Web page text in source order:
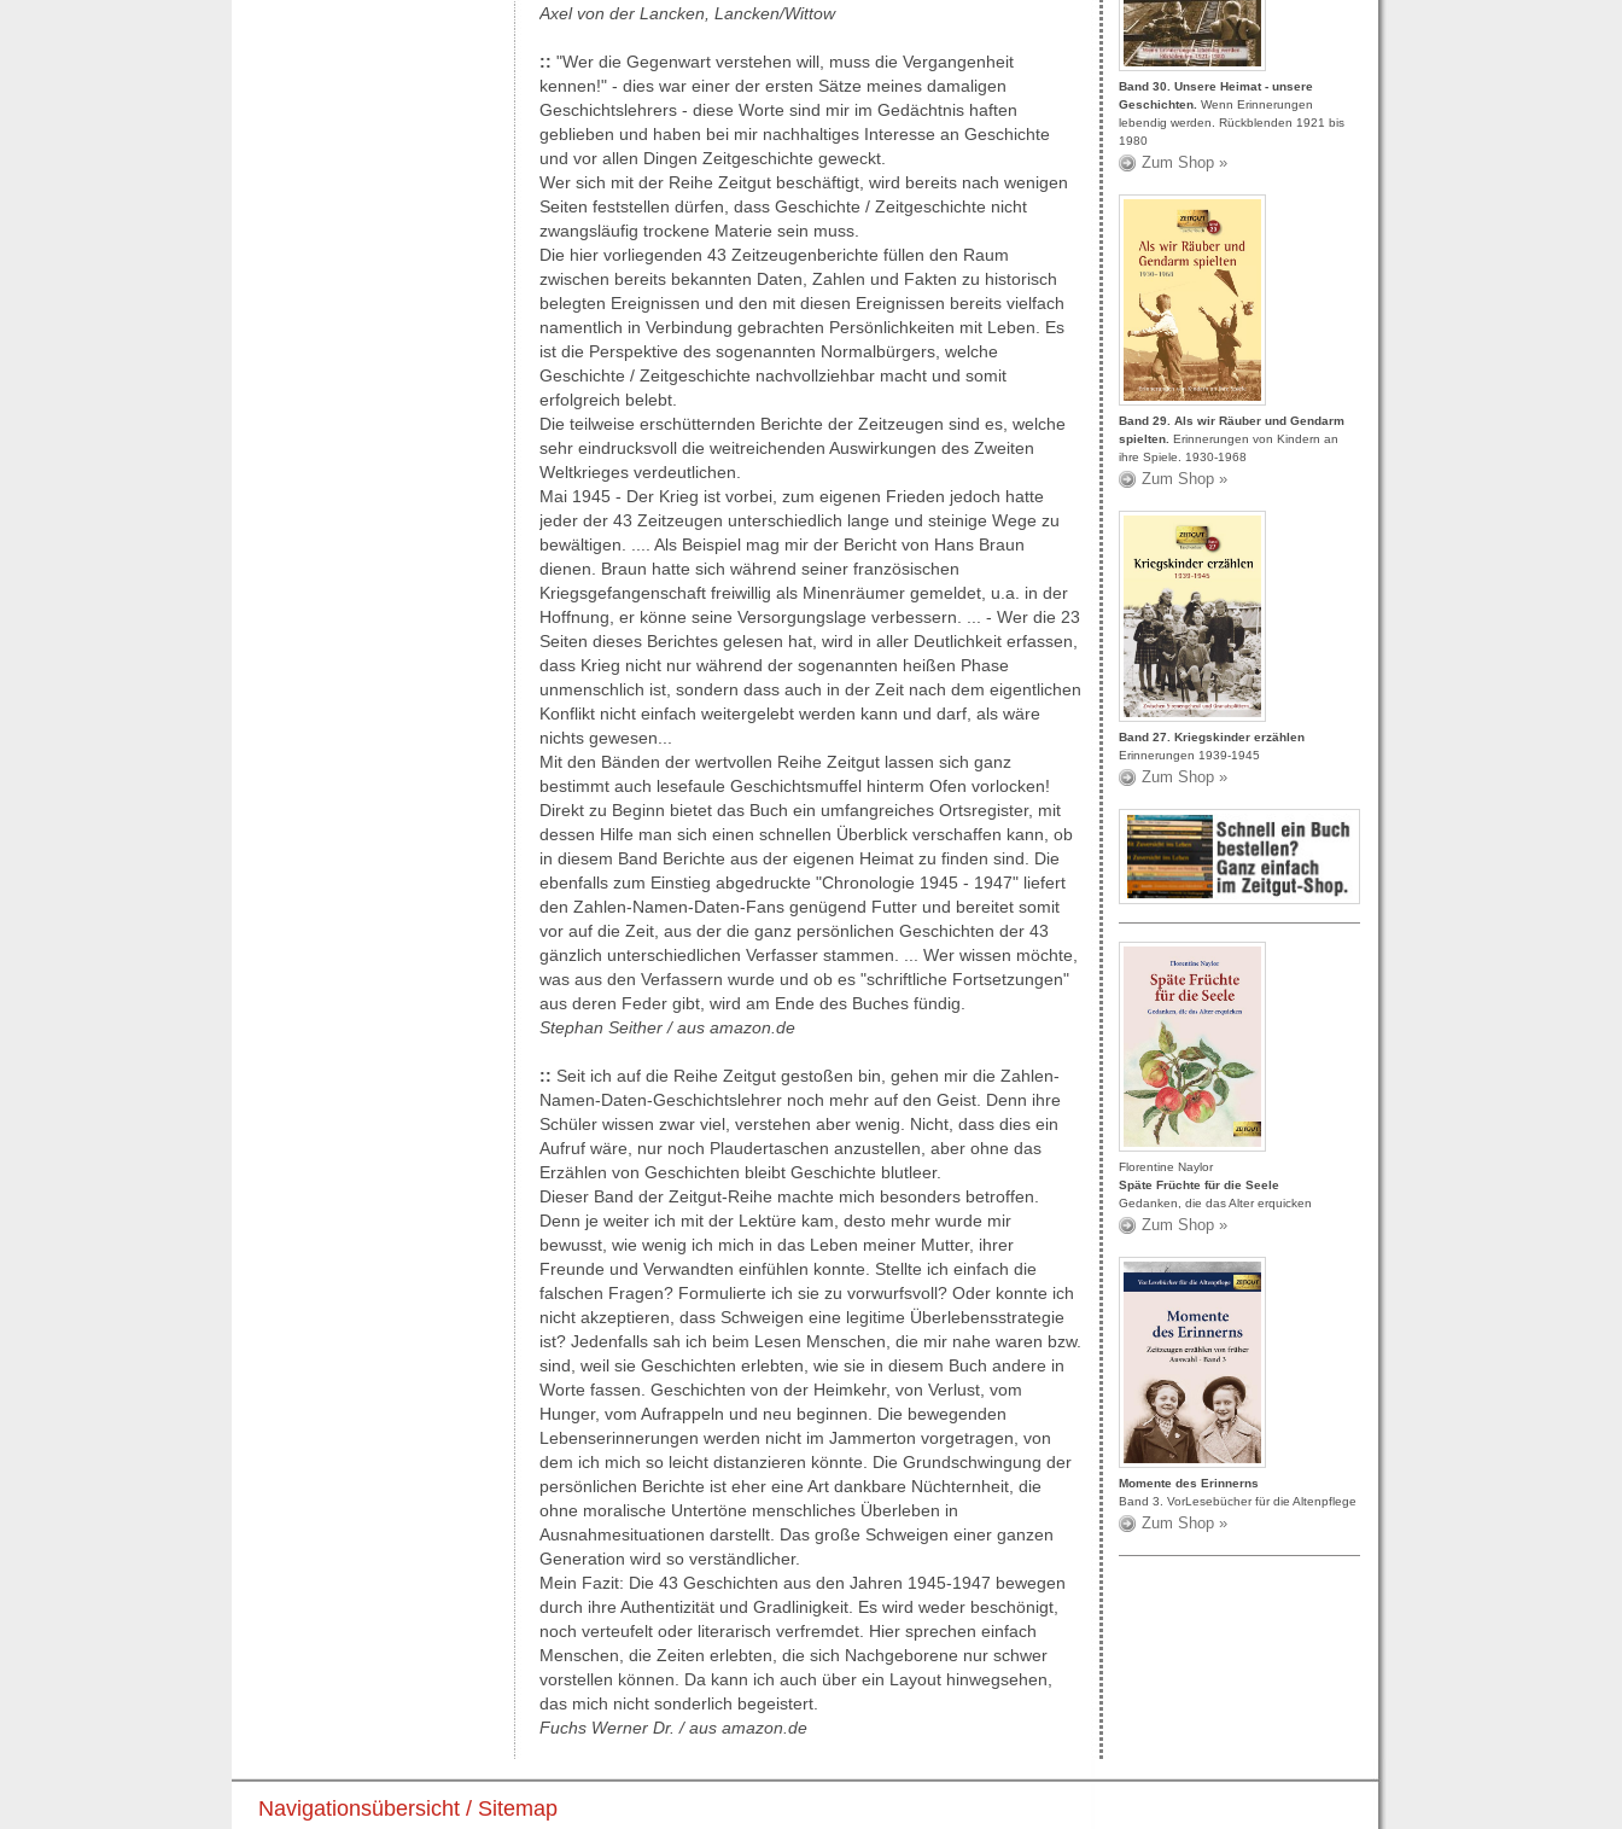
Axel von der Lancken, Lancken/Wittow
:: "Wer die Gegenwart verstehen will, muss die Vergangenheit
kennen!" - dies war einer der ersten Sätze meines damaligen
Geschichtslehrers - diese Worte sind mir im Gedächtnis haften
geblieben und haben bei mir nachhaltiges Interesse an Geschichte
und vor allen Dingen Zeitgeschichte geweckt.
Wer sich mit der Reihe Zeitgut beschäftigt, wird bereits nach wenigen
Seiten feststellen dürfen, dass Geschichte / Zeitgeschichte nicht
zwangsläufig trockene Materie sein muss.
Die hier vorliegenden 43 Zeitzeugenberichte füllen den Raum
zwischen bereits bekannten Daten, Zahlen und Fakten zu historisch
belegten Ereignissen und den mit diesen Ereignissen bereits vielfach
namentlich in Verbindung gebrachten Persönlichkeiten mit Leben. Es
ist die Perspektive des sogenannten Normalbürgers, welche
Geschichte / Zeitgeschichte nachvollziehbar macht und somit
erfolgreich belebt.
Die teilweise erschütternden Berichte der Zeitzeugen sind es, welche
sehr eindrucksvoll die weitreichenden Auswirkungen des Zweiten
Weltkrieges verdeutlichen.
Mai 1945 - Der Krieg ist vorbei, zum eigenen Frieden jedoch hatte
jeder der 43 Zeitzeugen unterschiedlich lange und steinige Wege zu
bewältigen. .... Als Beispiel mag mir der Bericht von Hans Braun
dienen. Braun hatte sich während seiner französischen
Kriegsgefangenschaft freiwillig als Minenräumer gemeldet, u.a. in der
Hoffnung, er könne seine Versorgungslage verbessern. ... - Wer die 23
Seiten dieses Berichtes gelesen hat, wird in aller Deutlichkeit erfassen,
dass Krieg nicht nur während der sogenannten heißen Phase
unmenschlich ist, sondern dass auch in der Zeit nach dem eigentlichen
Konflikt nicht einfach weitergelebt werden kann und darf, als wäre
nichts gewesen...
Mit den Bänden der wertvollen Reihe Zeitgut lassen sich ganz
bestimmt auch lesefaule Geschichtsmuffel hinterm Ofen vorlocken!
Direkt zu Beginn bietet das Buch ein umfangreiches Ortsregister, mit
dessen Hilfe man sich einen schnellen Überblick verschaffen kann, ob
in diesem Band Berichte aus der eigenen Heimat zu finden sind. Die
ebenfalls zum Einstieg abgedruckte "Chronologie 1945 - 1947" liefert
den Zahlen-Namen-Daten-Fans genügend Futter und bereitet somit
vor auf die Zeit, aus der die ganz persönlichen Geschichten der 43
gänzlich unterschiedlichen Verfasser stammen. ... Wer wissen möchte,
was aus den Verfassern wurde und ob es "schriftliche Fortsetzungen"
aus deren Feder gibt, wird am Ende des Buches fündig.
Stephan Seither / aus amazon.de
:: Seit ich auf die Reihe Zeitgut gestoßen bin, gehen mir die Zahlen-
Namen-Daten-Geschichtslehrer noch mehr auf den Geist. Denn ihre
Schüler wissen zwar viel, verstehen aber wenig. Nicht, dass dies ein
Aufruf wäre, nur noch Plaudertaschen anzustellen, aber ohne das
Erzählen von Geschichten bleibt Geschichte blutleer.
Dieser Band der Zeitgut-Reihe machte mich besonders betroffen.
Denn je weiter ich mit der Lektüre kam, desto mehr wurde mir
bewusst, wie wenig ich mich in das Leben meiner Mutter, ihrer
Freunde und Verwandten einfühlen konnte. Stellte ich einfach die
falschen Fragen? Formulierte ich sie zu vorwurfsvoll? Oder konnte ich
nicht akzeptieren, dass Schweigen eine legitime Überlebensstrategie
ist? Jedenfalls sah ich beim Lesen Menschen, die mir nahe waren bzw.
sind, weil sie Geschichten erlebten, wie sie in diesem Buch andere in
Worte fassen. Geschichten von der Heimkehr, von Verlust, vom
Hunger, vom Aufrappeln und neu beginnen. Die bewegenden
Lebenserinnerungen werden nicht im Jammerton vorgetragen, von
dem ich mich so leicht distanzieren könnte. Die Grundschwingung der
persönlichen Berichte ist eher eine Art dankbare Nüchternheit, die
ohne moralische Untertöne menschliches Überleben in
Ausnahmesituationen darstellt. Das große Schweigen einer ganzen
Generation wird so verständlicher.
Mein Fazit: Die 43 Geschichten aus den Jahren 1945-1947 bewegen
durch ihre Authentizität und Gradlinigkeit. Es wird weder beschönigt,
noch verteufelt oder literarisch verfremdet. Hier sprechen einfach
Menschen, die Zeiten erlebten, die sich Nachgeborene nur schwer
vorstellen können. Da kann ich auch über ein Layout hinwegsehen,
das mich nicht sonderlich begeistert.
Fuchs Werner Dr. / aus amazon.de
Band 30. Unsere Heimat - unsere
Geschichten Wenn Erinnerungen
lebendig werden. Rückblenden 1921 bis
1980
Zum Shop »
Band 29. Als wir Räuber und Gendarm
spielten. Erinnerungen von Kindern an
ihre Spiele. 1930-1968
Zum Shop »
Band 27. Kriegskinder erzählen
Erinnerungen 1939-1945
Zum Shop »
Florentine Naylor
Späte Früchte für die Seele
Gedanken, die das Alter erquicken
Zum Shop »
Momente des Erinnerns
Band 3. VorLesebücher für die Altenpflege
Zum Shop »
Navigationsübersicht / Sitemap